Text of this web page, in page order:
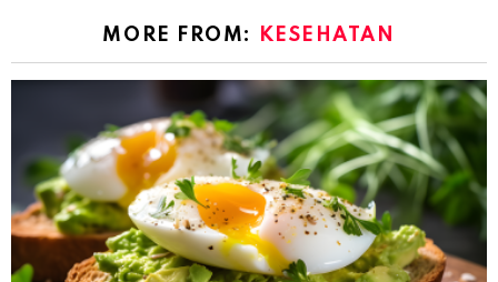
MORE FROM: KESEHATAN